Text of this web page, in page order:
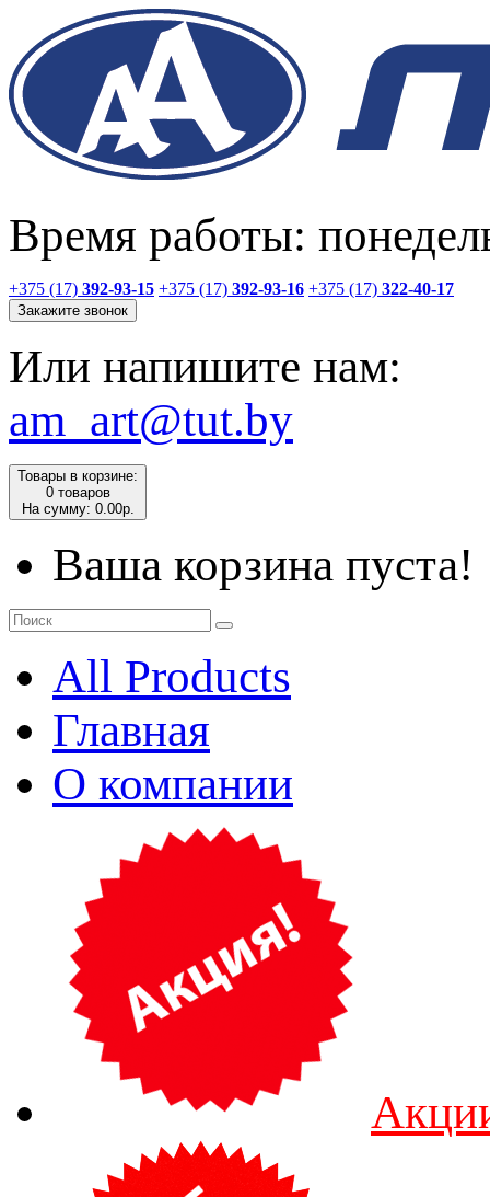
Время работы:
+375 (17) 392-93-15 +375 (17) 392-93-16 +375 (17) 322-40-17
Закажите звонок
Или напишите нам:
am_art@tut.by
Товары в корзине:
0 товаров
На сумму: 0.00р.
Ваша корзина пуста!
All Products
Главная
О компании